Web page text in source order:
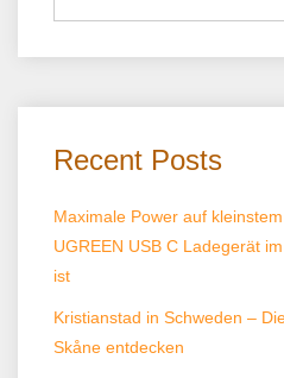
Recent Posts
Maximale Power auf
UGREEN USB C Ladegerät
ist
Kristianstad in Schweden –
Skåne entdecken